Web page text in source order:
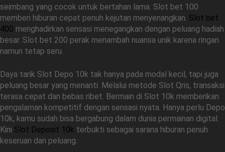
seimbang yang cocok untuk bertahan lama. Slot bet 100
memberi hiburan cepat penuh kejutan menyenangkan. Slot bet
400 menghadirkan sensasi menegangkan dengan peluang hadiah
besar. Slot bet 200 perak menambah nuansa unik karena ringan
namun tetap seru.
Daya tarik Slot Depo 10k tak hanya pada modal kecil, tapi juga
peluang besar yang menanti. Melalui metode Slot Qris, transaksi
terasa cepat dan bebas ribet. Bermain di Slot 10k memberikan
pengalaman kompetitif dengan sensasi nyata. Hanya perlu Depo
10k, kamu sudah bisa bergabung dalam dunia permainan digital.
Kini Slot Deposit 10k terbukti sebagai sarana hiburan penuh
keseruan dan peluang.